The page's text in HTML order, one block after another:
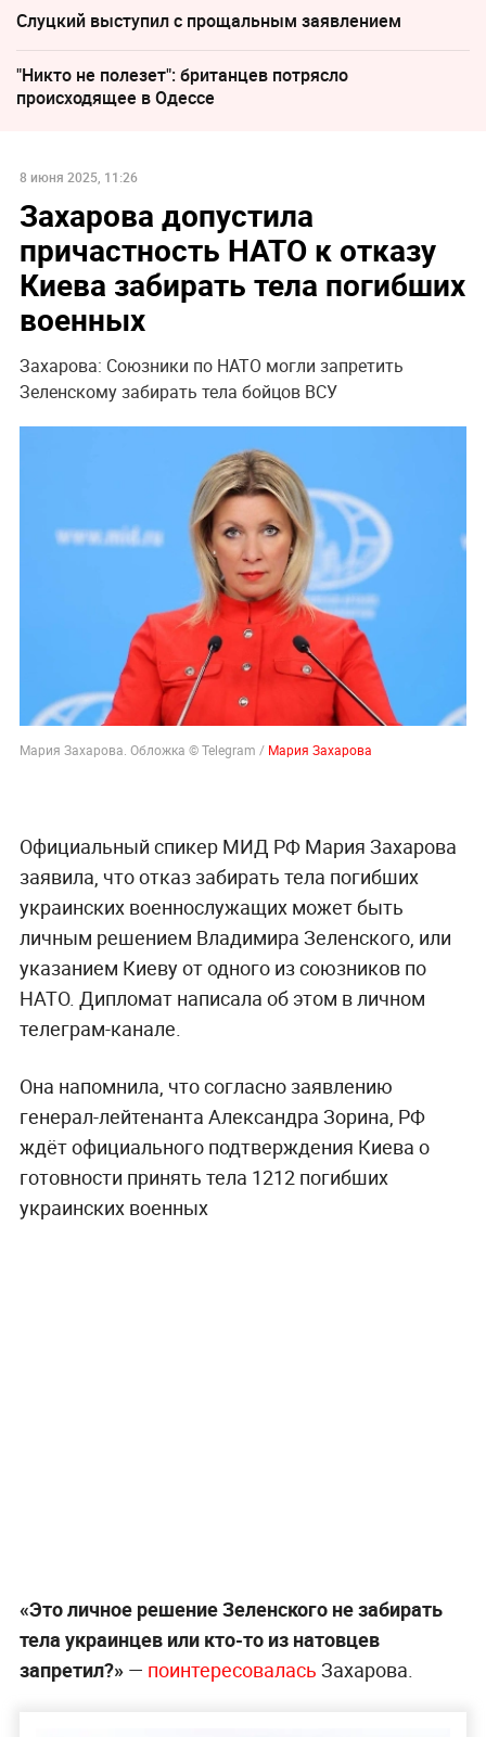
Слуцкий выступил с прощальным заявлением
"Никто не полезет": британцев потрясло
происходящее в Одессе
8 июня 2025, 11:26
Захарова допустила
причастность НАТО к отказу
Киева забирать тела погибших
военных
Захарова: Союзники по НАТО могли запретить
Зеленскому забирать тела бойцов ВСУ
Мария Захарова. Обложка © Telegram / Мария Захарова
Официальный спикер МИД РФ Мария Захарова
заявила, что отказ забирать тела погибших
украинских военнослужащих может быть
личным решением Владимира Зеленского, или
указанием Киеву от одного из союзников по
НАТО. Дипломат написала об этом в личном
телеграм-канале.
Она напомнила, что согласно заявлению
генерал-лейтенанта Александра Зорина, РФ
ждёт официального подтверждения Киева о
готовности принять тела 1212 погибших
украинских военных
«Это личное решение Зеленского не забирать
тела украинцев или кто-то из натовцев
запретил?»— поинтересовалась Захарова.